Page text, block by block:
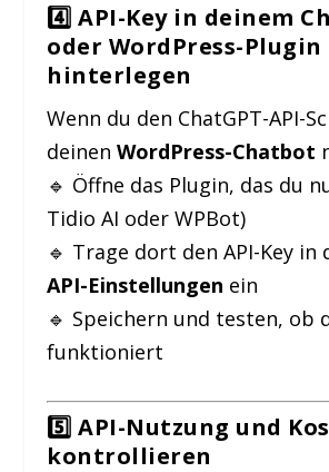
4️⃣ API-Key in deinem
oder WordPress-Plugin
hinterlegen
Wenn du den ChatGPT-API-
deinenWordPress-Chatbot
🔹 Öffne das Plugin, das du
Tidio AI oder WPBot)
🔹 Trage dort den API-Key in
API-Einstellungen ein
🔹 Speichern und testen, ob
funktioniert
5️⃣ API-Nutzung und
kontrollieren